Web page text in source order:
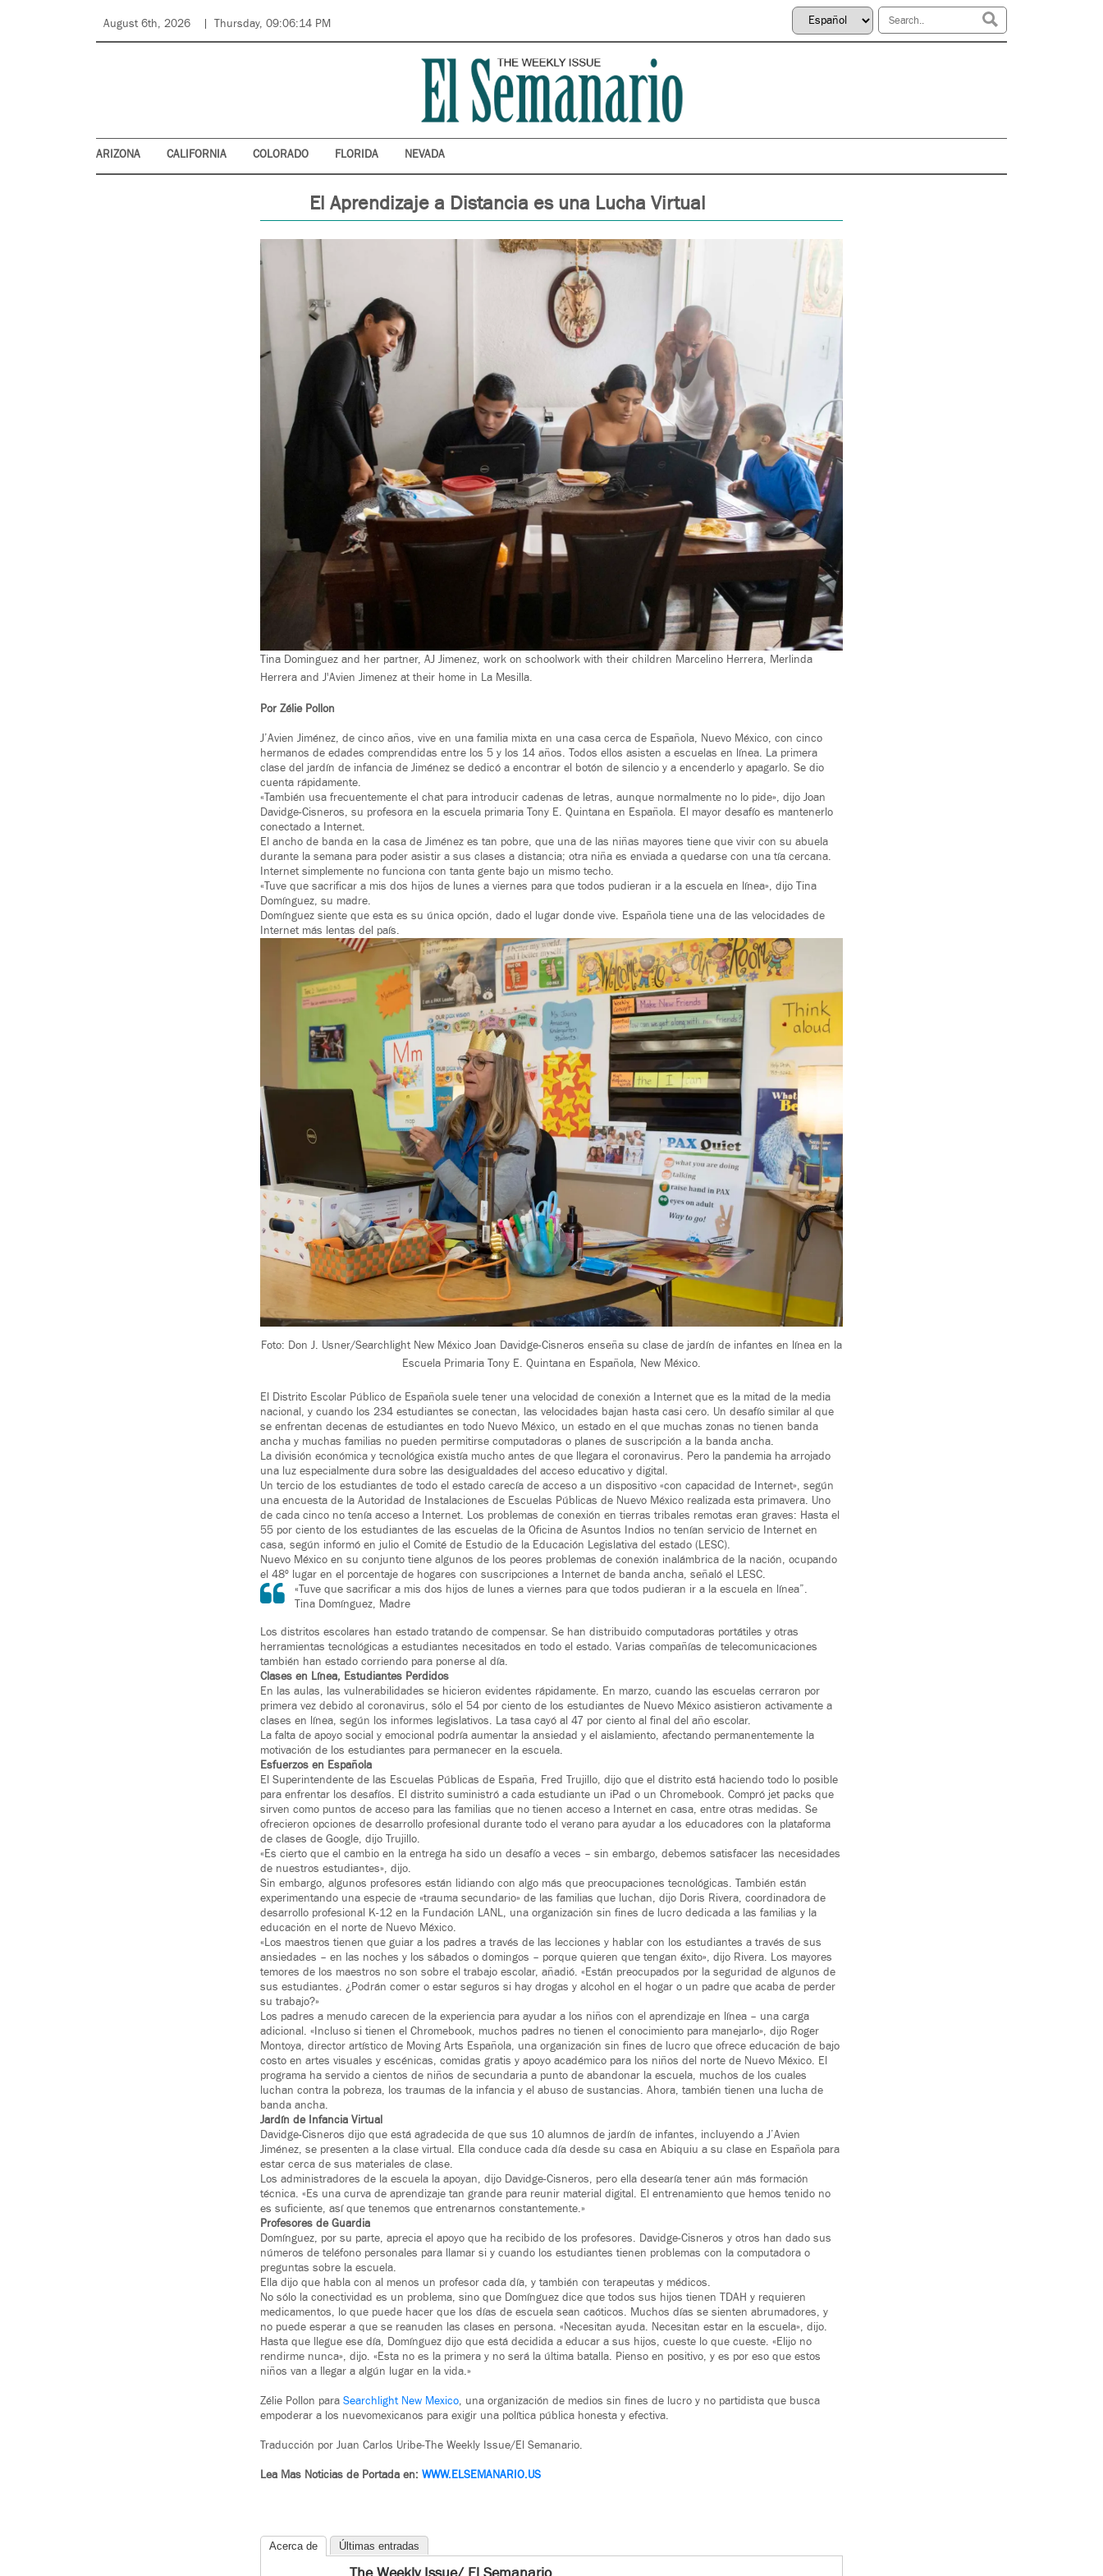
August 6th, 2026 Thursday, 09:06:14 PM
ARIZONA CALIFORNIA COLORADO FLORIDA NEVADA
El Aprendizaje a Distancia es una Lucha Virtual
Tina Dominguez and her partner, AJ Jimenez, work on schoolwork with their children Marcelino Herrera, Merlinda
Herrera and J'Avien Jimenez at their home in La Mesilla.
Por Zélie Pollon
J’Avien Jiménez, de cinco años, vive en una familia mixta en una casa cerca de Española, Nuevo México, con cinco
hermanos de edades comprendidas entre los 5 y los 14 años. Todos ellos asisten a escuelas en línea. La primera
clase del jardín de infancia de Jiménez se dedicó a encontrar el botón de silencio y a encenderlo y apagarlo. Se dio
cuenta rápidamente.
«También usa frecuentemente el chat para introducir cadenas de letras, aunque normalmente no lo pide», dijo Joan
Davidge-Cisneros, su profesora en la escuela primaria Tony E. Quintana en Española. El mayor desafío es mantenerlo
conectado a Internet.
El ancho de banda en la casa de Jiménez es tan pobre, que una de las niñas mayores tiene que vivir con su abuela
durante la semana para poder asistir a sus clases a distancia; otra niña es enviada a quedarse con una tía cercana.
Internet simplemente no funciona con tanta gente bajo un mismo techo.
«Tuve que sacrificar a mis dos hijos de lunes a viernes para que todos pudieran ir a la escuela en línea», dijo Tina
Domínguez, su madre.
Domínguez siente que esta es su única opción, dado el lugar donde vive. Española tiene una de las velocidades de
Internet más lentas del país.
Foto: Don J. Usner/Searchlight New México Joan Davidge-Cisneros enseña su clase de jardín de infantes en línea en la
Escuela Primaria Tony E. Quintana en Española, New México.
El Distrito Escolar Público de Española suele tener una velocidad de conexión a Internet que es la mitad de la media
nacional, y cuando los 234 estudiantes se conectan, las velocidades bajan hasta casi cero. Un desafío similar al que
se enfrentan decenas de estudiantes en todo Nuevo México, un estado en el que muchas zonas no tienen banda
ancha y muchas familias no pueden permitirse computadoras o planes de suscripción a la banda ancha.
La división económica y tecnológica existía mucho antes de que llegara el coronavirus. Pero la pandemia ha arrojado
una luz especialmente dura sobre las desigualdades del acceso educativo y digital.
Un tercio de los estudiantes de todo el estado carecía de acceso a un dispositivo «con capacidad de Internet», según
una encuesta de la Autoridad de Instalaciones de Escuelas Públicas de Nuevo México realizada esta primavera. Uno
de cada cinco no tenía acceso a Internet. Los problemas de conexión en tierras tribales remotas eran graves: Hasta el
55 por ciento de los estudiantes de las escuelas de la Oficina de Asuntos Indios no tenían servicio de Internet en
casa, según informó en julio el Comité de Estudio de la Educación Legislativa del estado (LESC).
Nuevo México en su conjunto tiene algunos de los peores problemas de conexión inalámbrica de la nación, ocupando
el 48º lugar en el porcentaje de hogares con suscripciones a Internet de banda ancha, señaló el LESC.
«Tuve que sacrificar a mis dos hijos de lunes a viernes para que todos pudieran ir a la escuela en línea”.
Tina Domínguez, Madre
Los distritos escolares han estado tratando de compensar. Se han distribuido computadoras portátiles y otras
herramientas tecnológicas a estudiantes necesitados en todo el estado. Varias compañías de telecomunicaciones
también han estado corriendo para ponerse al día.
Clases en Línea, Estudiantes Perdidos
En las aulas, las vulnerabilidades se hicieron evidentes rápidamente. En marzo, cuando las escuelas cerraron por
primera vez debido al coronavirus, sólo el 54 por ciento de los estudiantes de Nuevo México asistieron activamente a
clases en línea, según los informes legislativos. La tasa cayó al 47 por ciento al final del año escolar.
La falta de apoyo social y emocional podría aumentar la ansiedad y el aislamiento, afectando permanentemente la
motivación de los estudiantes para permanecer en la escuela.
Esfuerzos en Española
El Superintendente de las Escuelas Públicas de España, Fred Trujillo, dijo que el distrito está haciendo todo lo posible
para enfrentar los desafíos. El distrito suministró a cada estudiante un iPad o un Chromebook. Compró jet packs que
sirven como puntos de acceso para las familias que no tienen acceso a Internet en casa, entre otras medidas. Se
ofrecieron opciones de desarrollo profesional durante todo el verano para ayudar a los educadores con la plataforma
de clases de Google, dijo Trujillo.
«Es cierto que el cambio en la entrega ha sido un desafío a veces – sin embargo, debemos satisfacer las necesidades
de nuestros estudiantes», dijo.
Sin embargo, algunos profesores están lidiando con algo más que preocupaciones tecnológicas. También están
experimentando una especie de «trauma secundario» de las familias que luchan, dijo Doris Rivera, coordinadora de
desarrollo profesional K-12 en la Fundación LANL, una organización sin fines de lucro dedicada a las familias y la
educación en el norte de Nuevo México.
«Los maestros tienen que guiar a los padres a través de las lecciones y hablar con los estudiantes a través de sus
ansiedades – en las noches y los sábados o domingos – porque quieren que tengan éxito», dijo Rivera. Los mayores
temores de los maestros no son sobre el trabajo escolar, añadió. «Están preocupados por la seguridad de algunos de
sus estudiantes. ¿Podrán comer o estar seguros si hay drogas y alcohol en el hogar o un padre que acaba de perder
su trabajo?»
Los padres a menudo carecen de la experiencia para ayudar a los niños con el aprendizaje en línea – una carga
adicional. «Incluso si tienen el Chromebook, muchos padres no tienen el conocimiento para manejarlo», dijo Roger
Montoya, director artístico de Moving Arts Española, una organización sin fines de lucro que ofrece educación de bajo
costo en artes visuales y escénicas, comidas gratis y apoyo académico para los niños del norte de Nuevo México. El
programa ha servido a cientos de niños de secundaria a punto de abandonar la escuela, muchos de los cuales
luchan contra la pobreza, los traumas de la infancia y el abuso de sustancias. Ahora, también tienen una lucha de
banda ancha.
Jardín de Infancia Virtual
Davidge-Cisneros dijo que está agradecida de que sus 10 alumnos de jardín de infantes, incluyendo a J’Avien
Jiménez, se presenten a la clase virtual. Ella conduce cada día desde su casa en Abiquiu a su clase en Española para
estar cerca de sus materiales de clase.
Los administradores de la escuela la apoyan, dijo Davidge-Cisneros, pero ella desearía tener aún más formación
técnica. «Es una curva de aprendizaje tan grande para reunir material digital. El entrenamiento que hemos tenido no
es suficiente, así que tenemos que entrenarnos constantemente.»
Profesores de Guardia
Domínguez, por su parte, aprecia el apoyo que ha recibido de los profesores. Davidge-Cisneros y otros han dado sus
números de teléfono personales para llamar si y cuando los estudiantes tienen problemas con la computadora o
preguntas sobre la escuela.
Ella dijo que habla con al menos un profesor cada día, y también con terapeutas y médicos.
No sólo la conectividad es un problema, sino que Domínguez dice que todos sus hijos tienen TDAH y requieren
medicamentos, lo que puede hacer que los días de escuela sean caóticos. Muchos días se sienten abrumadores, y
no puede esperar a que se reanuden las clases en persona. «Necesitan ayuda. Necesitan estar en la escuela», dijo.
Hasta que llegue ese día, Domínguez dijo que está decidida a educar a sus hijos, cueste lo que cueste. «Elijo no
rendirme nunca», dijo. «Esta no es la primera y no será la última batalla. Pienso en positivo, y es por eso que estos
niños van a llegar a algún lugar en la vida.»
Zélie Pollon para Searchlight New Mexico, una organización de medios sin fines de lucro y no partidista que busca
empoderar a los nuevomexicanos para exigir una política pública honesta y efectiva.
Traducción por Juan Carlos Uribe-The Weekly Issue/El Semanario.
Lea Mas Noticias de Portada en: WWW.ELSEMANARIO.US
Acerca de Últimas entradas